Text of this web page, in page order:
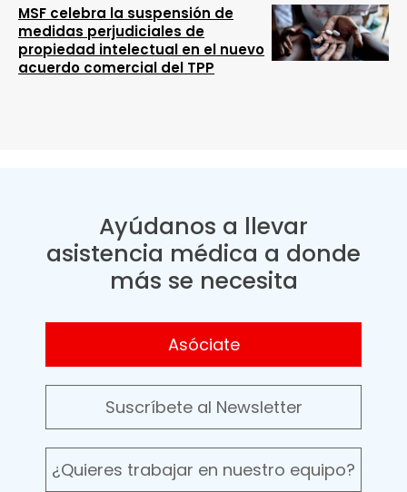
MSF celebra la suspensión de
medidas perjudiciales de
propiedad intelectual en el nuevo
acuerdo comercial del TPP
Ayúdanos a llevar
asistencia médica a donde
más se necesita
Asóciate
Suscríbete al Newsletter
¿Quieres trabajar en nuestro equipo?